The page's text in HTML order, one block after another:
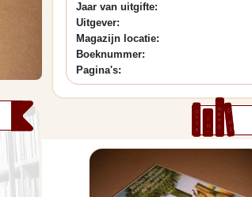
Jaar van uitgifte:
Uitgever:
Magazijn locatie:
Boeknummer:
Pagina's: